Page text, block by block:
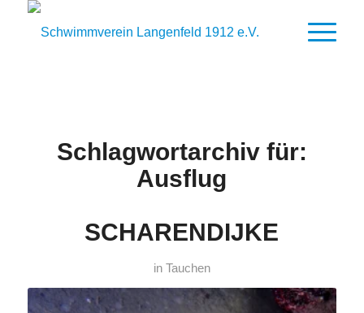
Schlagwortarchiv für:
Ausflug
SCHARENDIJKE
in Tauchen